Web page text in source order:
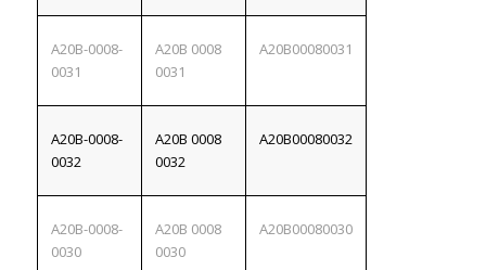
A20B-0008-
0031
A20B 0008
0031
A20B00080031
A20B-0008-
0032
A20B 0008
0032
A20B00080032
A20B-0008-
0030
A20B 0008
0030
A20B00080030